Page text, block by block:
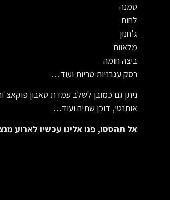
סמנה
לחוח
ג'חנון
מלאווח
ביצה חומה
רסק עגבניות טריות ועוד…
ניתן גם כמובן לשלב עמדת טאבון
אותנטי, דוכן שתיה ועוד…
אל תהססו, פנו אלינו עכשיו לארוע